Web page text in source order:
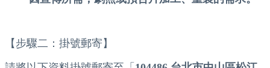
【步驟二：掛號郵寄】